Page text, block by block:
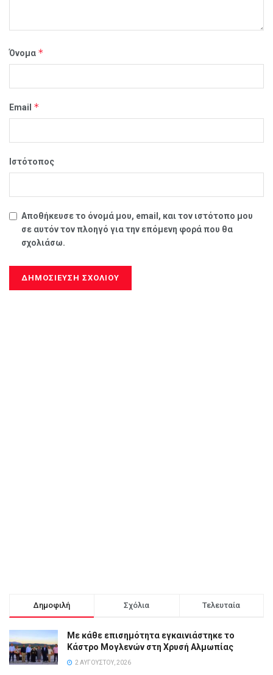
Όνομα *
Email *
Ιστότοπος
Αποθήκευσε το όνομά μου, email, και τον ιστότοπο μου
σε αυτόν τον πλοηγό για την επόμενη φορά που θα
σχολιάσω.
Δημοφιλή Σχόλια Τελευταία
Με κάθε επισημότητα εγκαινιάστηκε το
Κάστρο Μογλενών στη Χρυσή Αλμωπίας
2 ΑΥΓΟΎΣΤΟΥ, 2026